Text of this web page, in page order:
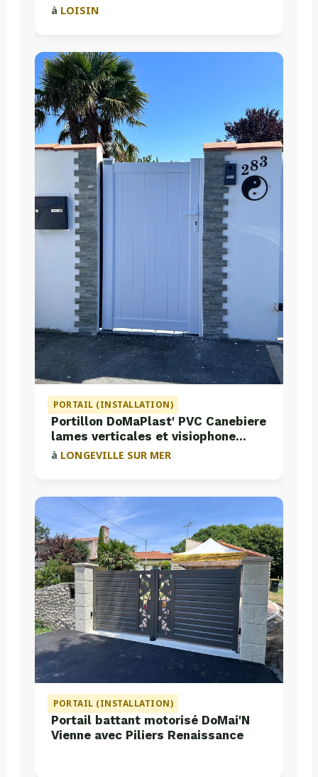
à LOISIN
PORTAIL (INSTALLATION)
Portillon DoMaPlast' PVC Canebiere
lames verticales et visiophone
Aiphone
à LONGEVILLE SUR MER
PORTAIL (INSTALLATION)
Portail battant motorisé DoMai'N
Vienne avec Piliers Renaissance